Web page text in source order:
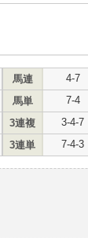
馬連 4-7
馬単 7-4
3連複 3-4-7
3連単 7-4-3